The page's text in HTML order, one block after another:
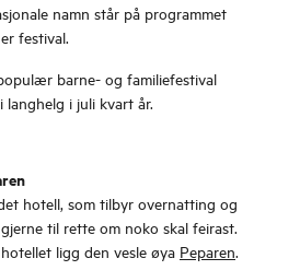
namn står på programmet
festival.
barne- og familiefestival
i juli kvart år.
hotell, som tilbyr overnatting og
til rette om noko skal feirast.
ligg den vesle øya Peparen.